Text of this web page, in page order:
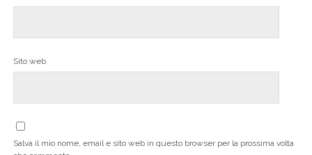
Sito web
Salva il mio nome, email e sito web in questo browser per la prossima volta